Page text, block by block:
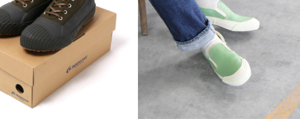
ムーンスター ハイカット
ー ALWEATHER オールウェ
ザー 全3色
¥16,500
SOLD OUT
MOONSTAR ムーンスター ARC SID
EGOA スリップオン スニーカー 全2色
¥9,350
SOLD OUT